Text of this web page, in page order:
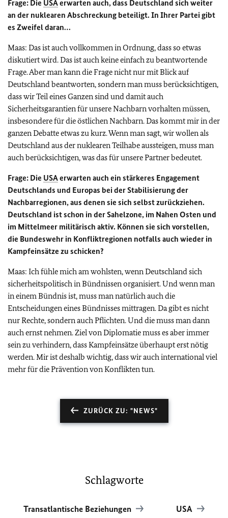
Frage: Die USAerwarten auch, dass Deutschland sich weiter
an der nuklearen Abschreckung beteiligt. In Ihrer Partei gibt
es Zweifel daran…
Maas: Das ist auch vollkommen in Ordnung, dass so etwas
diskutiert wird. Das ist auch keine einfach zu beantwortende
Frage. Aber man kann die Frage nicht nur mit Blick auf
Deutschland beantworten, sondern man muss berücksichtigen,
dass wir Teil eines Ganzen sind und damit auch
Sicherheitsgarantien für unsere Nachbarn vorhalten müssen,
insbesondere für die östlichen Nachbarn. Das kommt mir in der
ganzen Debatte etwas zu kurz. Wenn man sagt, wir wollen als
Deutschland aus der nuklearen Teilhabe aussteigen, muss man
auch berücksichtigen, was das für unsere Partner bedeutet.
Frage: Die USAerwarten auch ein stärkeres Engagement
Deutschlands und Europas bei der Stabilisierung der
Nachbarregionen, aus denen sie sich selbst zurückziehen.
Deutschland ist schon in der Sahelzone, im Nahen Osten und
im Mittelmeer militärisch aktiv. Können sie sich vorstellen,
die Bundeswehr in Konfliktregionen notfalls auch wieder in
Kampfeinsätze zu schicken?
Maas: Ich fühle mich am wohlsten, wenn Deutschland sich
sicherheitspolitisch in Bündnissen organisiert. Und wenn man
in einem Bündnis ist, muss man natürlich auch die
Entscheidungen eines Bündnisses mittragen. Da gibt es nicht
nur Rechte, sondern auch Pflichten. Und die muss man dann
auch ernst nehmen. Ziel von Diplomatie muss es aber immer
sein zu verhindern, dass Kampfeinsätze überhaupt erst nötig
werden. Mir ist deshalb wichtig, dass wir auch international viel
mehr für die Prävention von Konflikten tun.
ZURÜCK ZU: "NEWS"
Schlagworte
Transatlantische Beziehungen USA